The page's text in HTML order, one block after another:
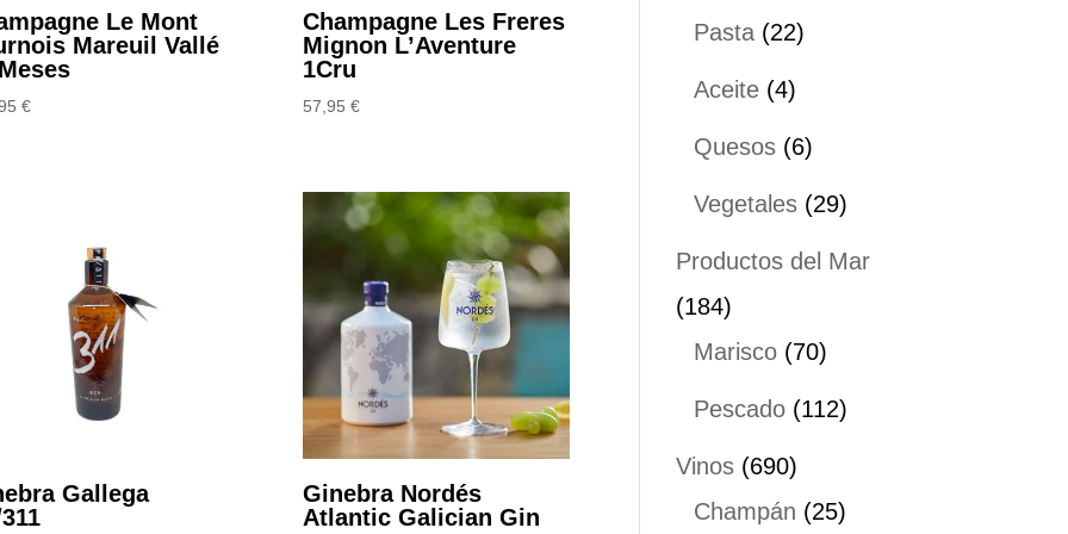
Le Mont
Mareuil Vallé
€
Champagne Les Freres
Mignon L’Aventure
1Cru
57,95 €
Gallega
Ginebra Nordés
Atlantic Galician Gin
Pasta 2222
Aceite 44
productos
Quesos 66
productos
Vegetales 2929
productos
Productos del Mar
184184
productos
Marisco 7070
productos
Pescado 112112
Vinos 690690
productos
Champán 2525